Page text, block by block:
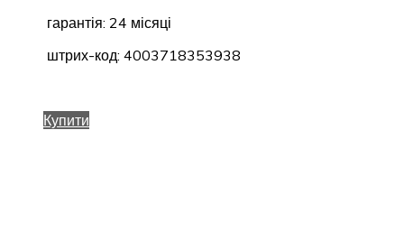
гарантія: 24 місяці
штрих-код: 4003718353938
Купити